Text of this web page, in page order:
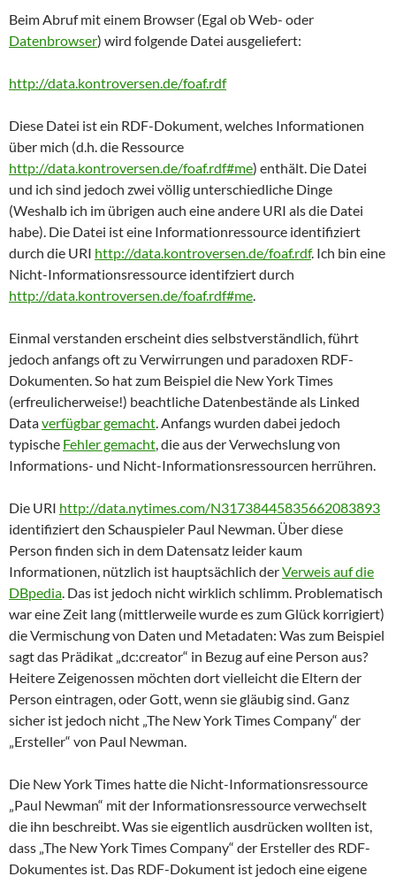
Beim Abruf mit einem Browser (Egal ob Web- oder
Datenbrowser) wird folgende Datei ausgeliefert:
http://data.kontroversen.de/foaf.rdf
Diese Datei ist ein RDF-Dokument, welches Informationen
über mich (d.h. die Ressource
http://data.kontroversen.de/foaf.rdf#me) enthält. Die Datei
und ich sind jedoch zwei völlig unterschiedliche Dinge
(Weshalb ich im übrigen auch eine andere URI als die Datei
habe). Die Datei ist eine Informationressource identifiziert
durch die URI http://data.kontroversen.de/foaf.rdf. Ich bin eine
Nicht-Informationsressource identifziert durch
http://data.kontroversen.de/foaf.rdf#me.
Einmal verstanden erscheint dies selbstverständlich, führt
jedoch anfangs oft zu Verwirrungen und paradoxen RDF-
Dokumenten. So hat zum Beispiel die New York Times
(erfreulicherweise!) beachtliche Datenbestände als Linked
Dataverfügbar gemacht. Anfangs wurden dabei jedoch
typische Fehler gemacht, die aus der Verwechslung von
Informations- und Nicht-Informationsressourcen herrühren.
Die URI http://data.nytimes.com/N31738445835662083893
identifiziert den Schauspieler Paul Newman. Über diese
Person finden sich in dem Datensatz leider kaum
Informationen, nützlich ist hauptsächlich derVerweis auf die
DBpedia. Das ist jedoch nicht wirklich schlimm. Problematisch
war eine Zeit lang (mittlerweile wurde es zum Glück korrigiert)
die Vermischung von Daten und Metadaten: Was zum Beispiel
sagt das Prädikat „dc:creator“ in Bezug auf eine Person aus?
Heitere Zeigenossen möchten dort vielleicht die Eltern der
Person eintragen, oder Gott, wenn sie gläubig sind. Ganz
sicher ist jedoch nicht „The New York Times Company“ der
„Ersteller“ von Paul Newman.
Die New York Times hatte die Nicht-Informationsressource
„Paul Newman“ mit der Informationsressource verwechselt
die ihn beschreibt. Was sie eigentlich ausdrücken wollten ist,
dass „The New York Times Company“ der Ersteller des RDF-
Dokumentes ist. Das RDF-Dokument ist jedoch eine eigene